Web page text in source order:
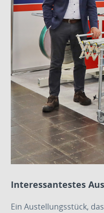
Interessantestes
Ein Austellungsstück,